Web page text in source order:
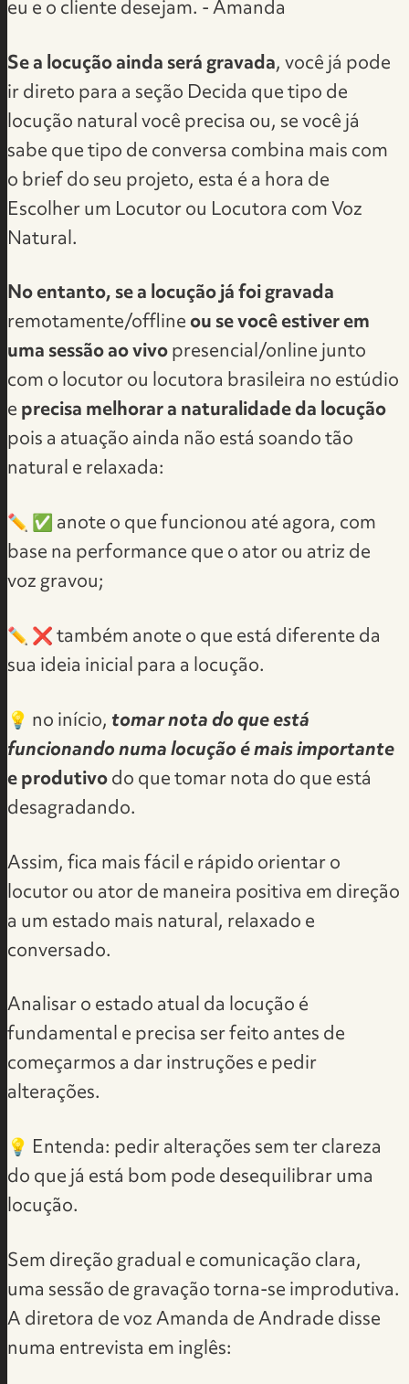
eu e o cliente desejam. - Amanda
Se a locução ainda será gravada, você já pode
ir direto para a seçãoDecida que tipo de
locução natural você precisaou, se você já
sabe que tipo de conversa combina mais com
o brief do seu projeto, esta é a hora de
Escolher um Locutor ou Locutora com Voz
Natural.
No entanto, se a locução já foi gravada
remotamente/offlineou se você estiver em
uma sessão ao vivopresencial/online junto
com o locutor ou locutora brasileira no estúdio
eprecisa melhorar a naturalidade da locução
pois a atuação ainda não está soando tão
natural e relaxada:
✏️ ✅ anote o que funcionou até agora, com
base na performance que o ator ou atriz de
voz gravou;
✏️ ❌ também anote o que está diferente da
sua ideia inicial para a locução.
💡 no início,tomar nota do que está
funcionando numa locução é mais importante
e produtivodo que tomar nota do que está
desagradando.​
Assim, fica mais fácil e rápido orientar o
locutor ou ator de maneira positiva em direção
a um estado mais natural, relaxado e
conversado.
Analisar o estado atual da locução é
fundamental e precisa ser feito antes de
começarmos a dar instruções e pedir
alterações.
💡 Entenda: pedir alterações sem ter clareza
do que já está bom pode desequilibrar uma
locução.
Sem direção gradual e comunicação clara,
uma sessão de gravação torna-se improdutiva.
Adiretora de voz Amanda de Andradedisse
numa entrevista em inglês: